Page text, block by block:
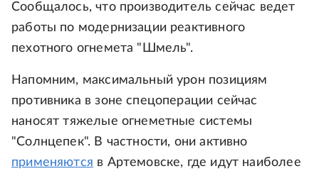
Сообщалось, что производитель сейчас ведет
работы по модернизации реактивного
пехотного огнемета "Шмель".
Напомним, максимальный урон позициям
противника в зоне спецоперации сейчас
наносят тяжелые огнеметные системы
"Солнцепек". В частности, они активно
применяются в Артемовске, где идут наиболее